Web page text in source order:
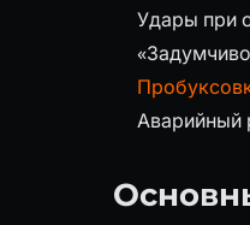
Удары при
Аварийный